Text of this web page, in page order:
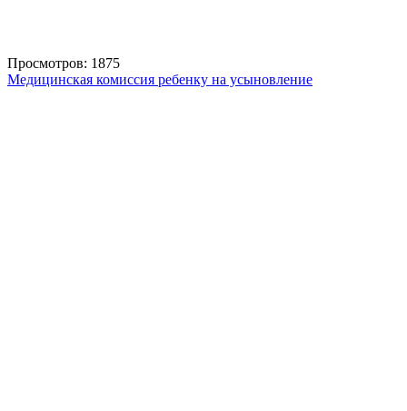
Просмотров: 1875
Медицинская комиссия ребенку на усыновление